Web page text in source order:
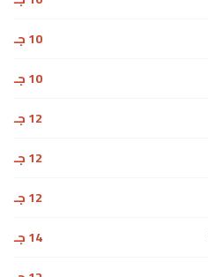
10 جـ
10 جـ
12 جـ
12 جـ
12 جـ
14 جـ